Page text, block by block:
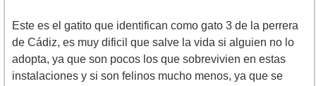
Este es el gatito que identifican como gato 3 de la perrera
de Cádiz, es muy dificil que salve la vida si alguien no lo
adopta, ya que son pocos los que sobrevivien en estas
instalaciones y si son felinos mucho menos, ya que se